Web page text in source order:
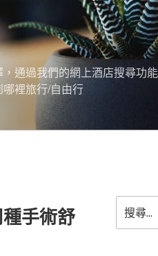
通過我們的網上酒店搜尋功
裡旅行/自由行
手術舒
尋
關